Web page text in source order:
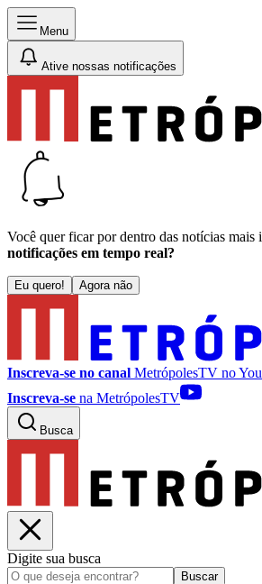
Menu
Ative nossas notificações
Você quer ficar por dentro das notícias mais
notificações em tempo real?
Eu quero! Agora não
Inscreva-se no canal MetrópolesTV no
Inscreva-se na MetrópolesTV
Busca
Digite sua busca
Buscar